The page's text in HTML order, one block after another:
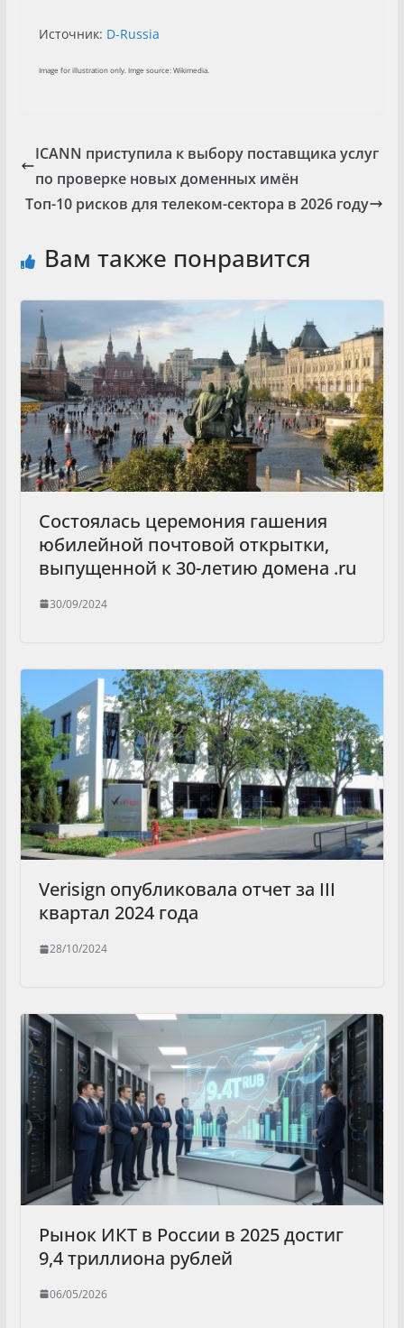
Источник: D-Russia
Image for illustration only. Imge source: Wikimedia.
ICANN приступила к выбору поставщика услуг
по проверке новых доменных имён
Топ-10 рисков для телеком-сектора в 2026 году
Вам также понравится
Состоялась церемония гашения
юбилейной почтовой открытки,
выпущенной к 30-летию домена .ru
30/09/2024
Verisign опубликовала отчет за III
квартал 2024 года
28/10/2024
Рынок ИКТ в России в 2025 достиг
9,4 триллиона рублей
06/05/2026